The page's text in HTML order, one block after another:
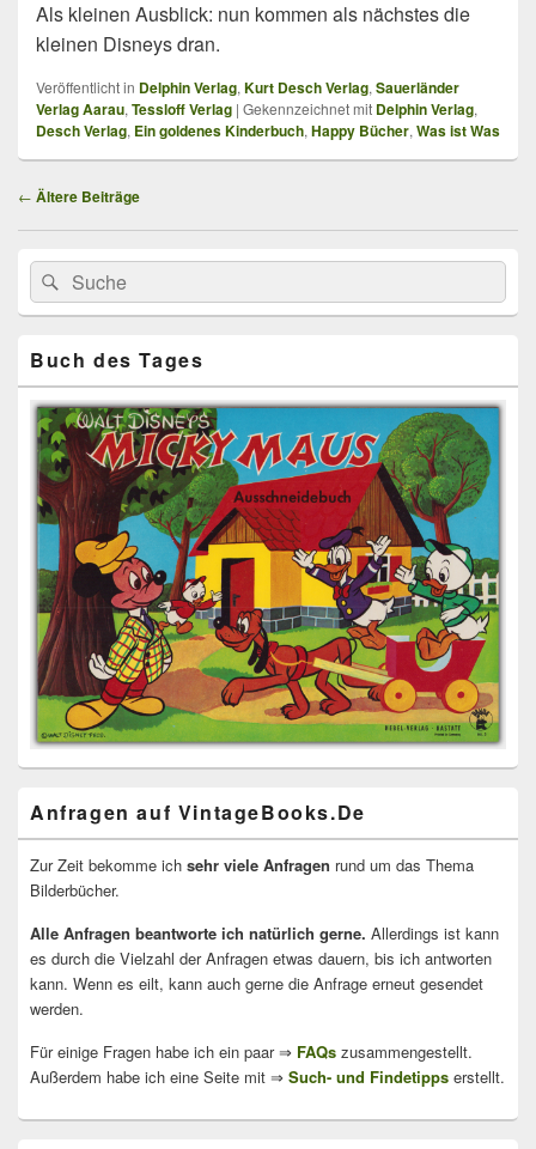
Als kleinen Ausblick: nun kommen als nächstes die
kleinen Disneys dran.
Veröffentlicht in Delphin Verlag, Kurt Desch Verlag, Sauerländer
Verlag Aarau, Tessloff Verlag | Gekennzeichnet mit Delphin Verlag,
Desch Verlag, Ein goldenes Kinderbuch, Happy Bücher, Was ist Was
Beitragsnavigation
← Ältere Beiträge
Primärer
Seitenleisten
Widget-
Bereich
Search
for:
Suche
Buch des Tages
Anfragen auf VintageBooks.De
Zur Zeit bekomme ich sehr viele Anfragen rund um das Thema
Bilderbücher.
Alle Anfragen beantworte ich natürlich gerne. Allerdings ist kann
es durch die Vielzahl der Anfragen etwas dauern, bis ich antworten
kann. Wenn es eilt, kann auch gerne die Anfrage erneut gesendet
werden.
Für einige Fragen habe ich ein paar ⇒ FAQs zusammengestellt.
Außerdem habe ich eine Seite mit ⇒ Such- und Findetipps erstellt.